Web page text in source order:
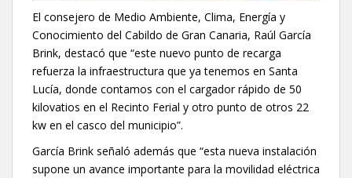
El consejero de Medio Ambiente, Clima, Energía y
Conocimiento del Cabildo de Gran Canaria, Raúl García
Brink, destacó que “este nuevo punto de recarga
refuerza la infraestructura que ya tenemos en Santa
Lucía, donde contamos con el cargador rápido de 50
kilovatios en el Recinto Ferial y otro punto de otros 22
kw en el casco del municipio”.
García Brink señaló además que “esta nueva instalación
supone un avance importante para la movilidad eléctrica